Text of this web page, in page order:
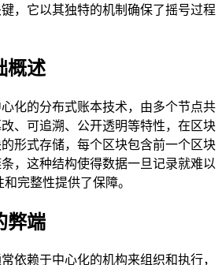
，它以其独特的机制确保了摇号过程
概述
化的分布式账本技术，由多个节点共
、可追溯、公开透明等特性，在区块
形式存储，每个区块包含前一个区块
，这种结构使得数据一旦记录就难以
完整性提供了保障。
弊端
依赖于中心化的机构来组织和执行，